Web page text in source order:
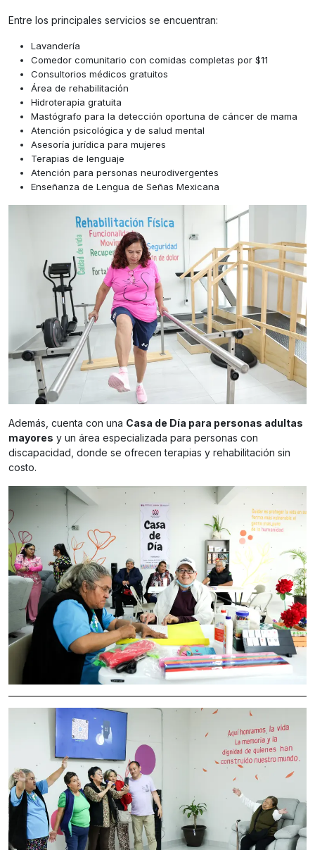
Entre los principales servicios se encuentran:
Lavandería
Comedor comunitario con comidas completas por $11
Consultorios médicos gratuitos
Área de rehabilitación
Hidroterapia gratuita
Mastógrafo para la detección oportuna de cáncer de mama
Atención psicológica y de salud mental
Asesoría jurídica para mujeres
Terapias de lenguaje
Atención para personas neurodivergentes
Enseñanza de Lengua de Señas Mexicana
Además, cuenta con una Casa de Día para personas adultas
mayores y un área especializada para personas con
discapacidad, donde se ofrecen terapias y rehabilitación sin
costo.